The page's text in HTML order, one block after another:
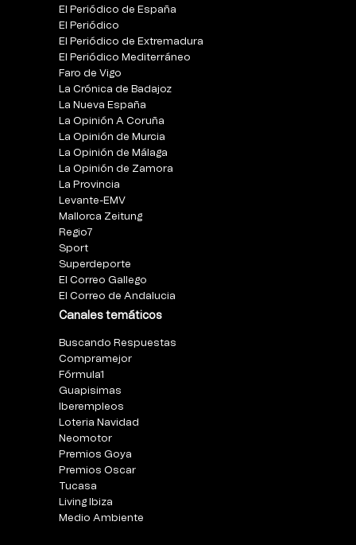
El Periódico de España
El Periódico
El Periódico de Extremadura
El Periódico Mediterráneo
Faro de Vigo
La Crónica de Badajoz
La Nueva España
La Opinión A Coruña
La Opinión de Murcia
La Opinión de Málaga
La Opinión de Zamora
La Provincia
Levante-EMV
Mallorca Zeitung
Regio7
Sport
Superdeporte
El Correo Gallego
El Correo de Andalucia
Canales temáticos
Buscando Respuestas
Compramejor
Fórmula1
Guapisimas
Iberempleos
Loteria Navidad
Neomotor
Premios Goya
Premios Oscar
Tucasa
Living Ibiza
Medio Ambiente